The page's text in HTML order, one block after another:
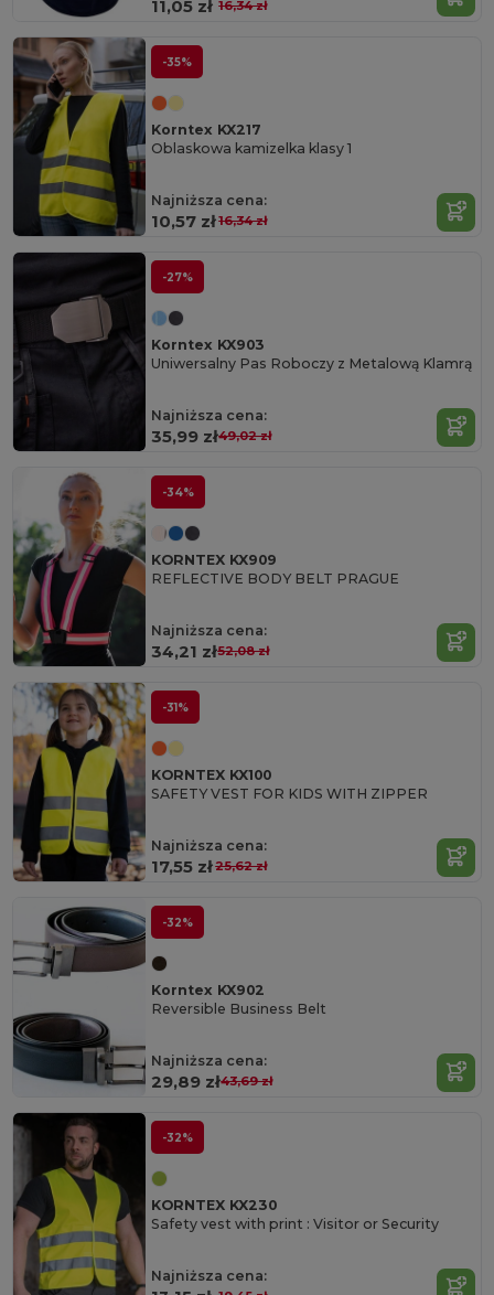
11,05 zł 16,34 zł
-35%
Korntex KX217
Oblaskowa kamizelka klasy 1
Najniższa cena:
10,57 zł16,34 zł
-27%
Korntex KX903
Uniwersalny Pas Roboczy z Metalową Klamrą
Najniższa cena:
35,99 zł49,02 zł
-34%
KORNTEX KX909
REFLECTIVE BODY BELT PRAGUE
Najniższa cena:
34,21 zł52,08 zł
-31%
KORNTEX KX100
SAFETY VEST FOR KIDS WITH ZIPPER
Najniższa cena:
17,55 zł25,62 zł
-32%
Korntex KX902
Reversible Business Belt
Najniższa cena:
29,89 zł43,69 zł
-32%
KORNTEX KX230
Safety vest with print : Visitor or Security
Najniższa cena: